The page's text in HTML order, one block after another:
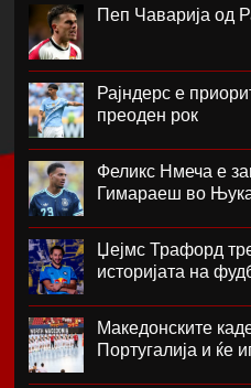
Пеп Чаварија од
Рајндерс е
преоден рок
Феликс Нмеча е
Гимараеш во
Џејмс Трафорд
историјата на
Македонските
Португалија и ќе